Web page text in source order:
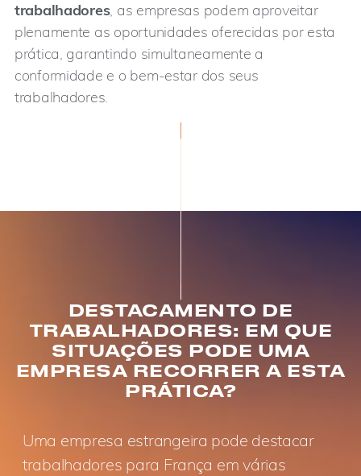
trabalhadores, as empresas podem aproveitar
plenamente as oportunidades oferecidas por esta
prática, garantindo simultaneamente a
conformidade e o bem-estar dos seus
trabalhadores.
DESTACAMENTO DE
TRABALHADORES: EM QUE
SITUAÇÕES PODE UMA
EMPRESA RECORRER A ESTA
PRÁTICA?
Uma empresa estrangeira pode destacar
trabalhadores para França em várias